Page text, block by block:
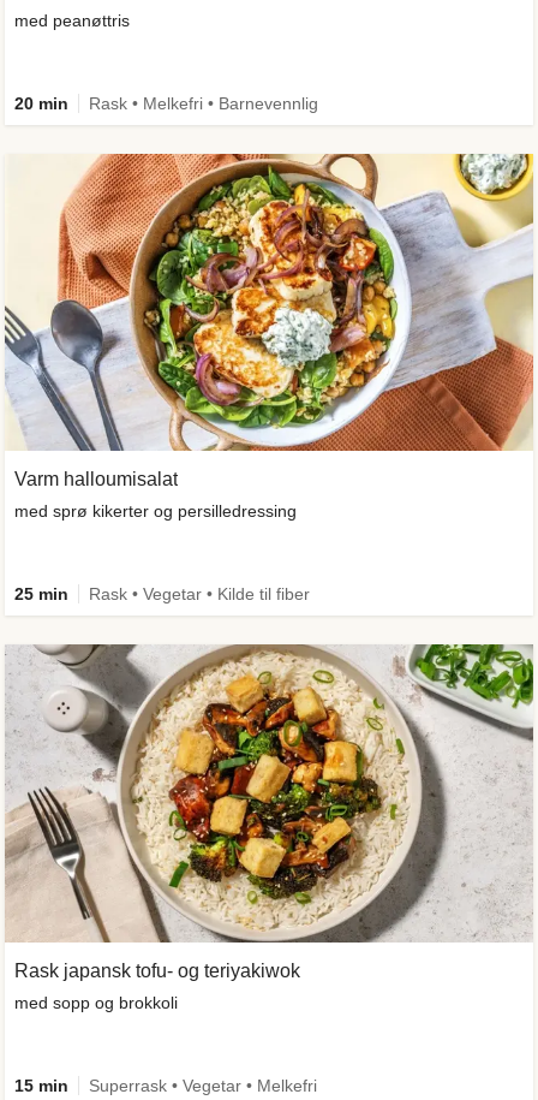
med peanøttris
20 min Rask • Melkefri • Barnevennlig
Varm halloumisalat
med sprø kikerter og persilledressing
25 min Rask • Vegetar • Kilde til fiber
Rask japansk tofu- og teriyakiwok
med sopp og brokkoli
15 min Superrask • Vegetar • Melkefri